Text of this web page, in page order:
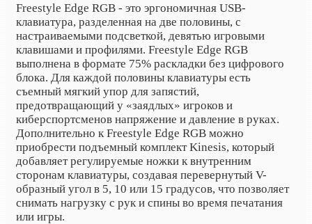
Freestyle Edge RGB - это эргономичная USB-
клавиатура, разделенная на две половины, с
настраиваемыми подсветкой, девятью игровыми
клавишами и профилями. Freestyle Edge RGB
выполнена в формате 75% раскладки без цифрового
блока. Для каждой половины клавиатуры есть
съемный мягкий упор для запястий,
предотвращающий у «заядлых» игроков и
киберспортсменов напряжение и давление в руках.
Дополнительно к Freestyle Edge RGB можно
приобрести подъемный комплект Kinesis, который
добавляет регулируемые ножки к внутренним
сторонам клавиатуры, создавая перевернутый V-
образный угол в 5, 10 или 15 градусов, что позволяет
снимать нагрузку с рук и спины во время печатания
или игры.